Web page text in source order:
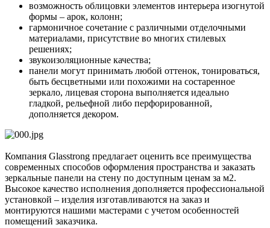
возможность облицовки элементов интерьера изогнутой
формы – арок, колонн;
гармоничное сочетание с различными отделочными
материалами, присутствие во многих стилевых
решениях;
звукоизоляционные качества;
панели могут принимать любой оттенок, тонироваться,
быть бесцветными или похожими на состаренное
зеркало, лицевая сторона выполняется идеально
гладкой, рельефной либо перфорированной,
дополняется декором.
Компания Glasstrong предлагает оценить все преимущества
современных способов оформления пространства и заказать
зеркальные панели на стену по доступным ценам за м2.
Высокое качество исполнения дополняется профессиональной
установкой – изделия изготавливаются на заказ и
монтируются нашими мастерами с учетом особенностей
помещений заказчика.